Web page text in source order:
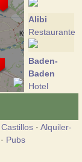
Alibi
Restaurante
Baden-
Baden
Hotel
Restaurante
Castillos· Alquiler-
· Pubs